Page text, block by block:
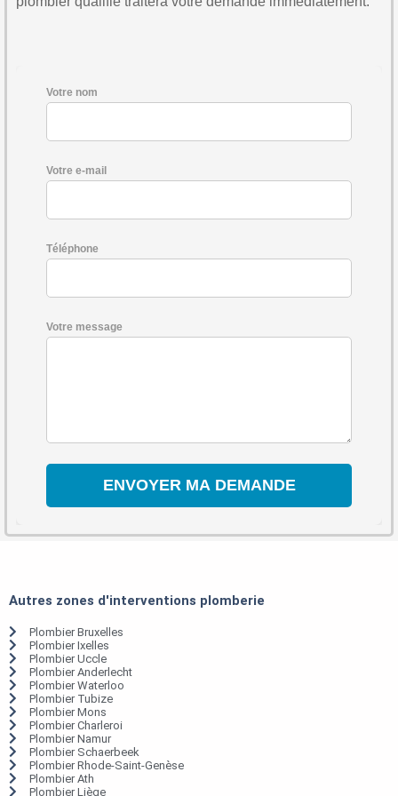
Votre nom
Votre e-mail
Téléphone
Votre message
Autres zones d'interventions plomberie
Plombier Bruxelles
Plombier Ixelles
Plombier Uccle
Plombier Anderlecht
Plombier Waterloo
Plombier Tubize
Plombier Mons
Plombier Charleroi
Plombier Namur
Plombier Schaerbeek
Plombier Rhode-Saint-Genèse
Plombier Ath
Plombier Liège